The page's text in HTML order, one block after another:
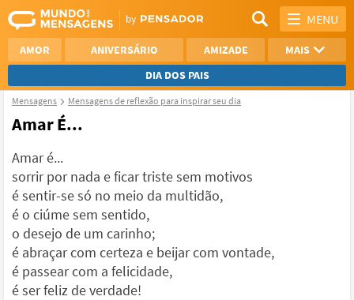
MENU
AMOR ANIVERSÁRIO AMIZADE
MAIS
DIA DOS PAIS
REFLEXÃO
NAMORO
VER TODAS
Mensagens Mensagens de reflexão para inspirar seu dia
Amar É...
Amar é...
sorrir por nada e ficar triste sem motivos
é sentir-se só no meio da multidão,
é o ciúme sem sentido,
o desejo de um carinho;
é abraçar com certeza e beijar com vontade,
é passear com a felicidade,
é ser feliz de verdade!